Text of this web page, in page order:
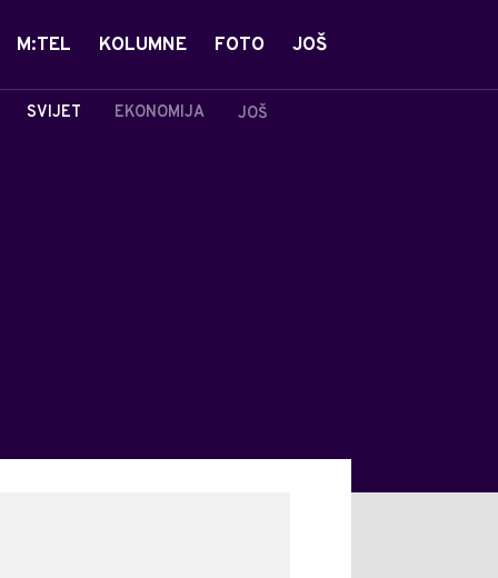
SVIJET EKONOMIJA JOŠ
M:TEL KOLUMNE FOTO JOŠ